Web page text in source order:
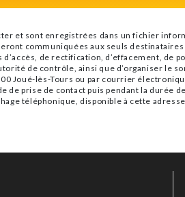
et sont enregistrées dans un fichier
communiquées aux seuls destinataires
de rectification, d’effacement, de
de contrôle, ainsi que d’organiser le
Joué-lès-Tours ou par courrier
prise de contact puis pendant la durée
téléphonique, disponible à cette